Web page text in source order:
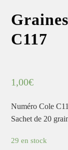
C117
1,00€
Numéro Cole
Sachet de 20
29 en stock